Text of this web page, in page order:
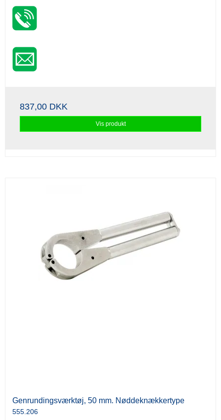
837,00 DKK
Vis produkt
Genrundingsværktøj, 50 mm. Nøddeknækkertype
555.206